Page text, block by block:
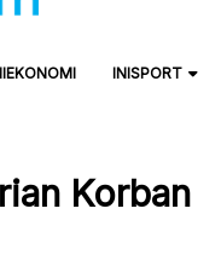
INISPORT
Korban